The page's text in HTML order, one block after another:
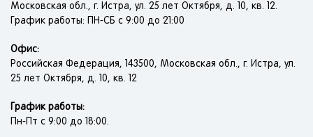
Московская обл., г. Истра, ул. 25 лет Октября, д. 10, кв. 12.
График работы: ПН-СБ с 9:00 до 21:00
Офис:
Российская Федерация, 143500, Московская обл., г. Истра, ул.
25 лет Октября, д. 10, кв. 12
График работы:
Пн-Пт с 9:00 до 18:00.